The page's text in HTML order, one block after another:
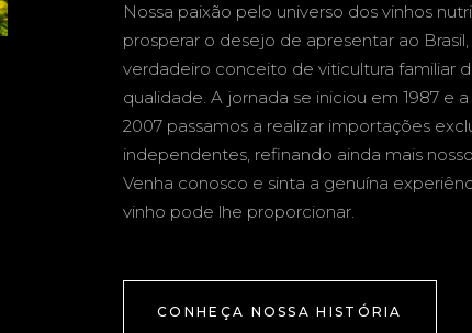
Nossa paixão pelo universo dos vinhos
prosperar o desejo de apresentar ao Brasil,
verdadeiro conceito de viticultura familiar
qualidade. A jornada se iniciou em 1987 e
2007 passamos a realizar importações
independentes, refinando ainda mais
Venha conosco e sinta a genuína
vinho pode lhe proporcionar.
CONHEÇA NOSSA HISTÓRIA